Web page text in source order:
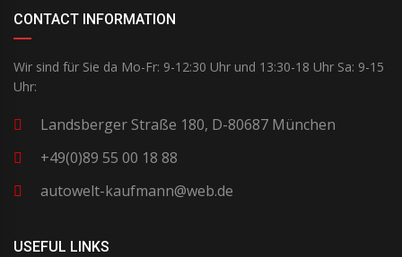
CONTACT INFORMATION
Wir sind für Sie da Mo-Fr: 9-12:30 Uhr und 13:30-18 Uhr Sa: 9-15
Uhr:
Landsberger Straße 180, D-80687 München
+49(0)89 55 00 18 88
autowelt-kaufmann@web.de
USEFUL LINKS